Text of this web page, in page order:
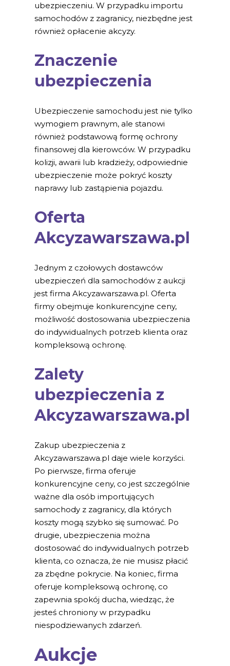
ubezpieczeniu. W przypadku importu
samochodów z zagranicy, niezbędne jest
również opłacenie akcyzy.
Znaczenie
ubezpieczenia
Ubezpieczenie samochodu jest nie tylko
wymogiem prawnym, ale stanowi
również podstawową formę ochrony
finansowej dla kierowców. W przypadku
kolizji, awarii lub kradzieży, odpowiednie
ubezpieczenie może pokryć koszty
naprawy lub zastąpienia pojazdu.
Oferta
Akcyzawarszawa.pl
Jednym z czołowych dostawców
ubezpieczeń dla samochodów z aukcji
jest firma Akcyzawarszawa.pl. Oferta
firmy obejmuje konkurencyjne ceny,
możliwość dostosowania ubezpieczenia
do indywidualnych potrzeb klienta oraz
kompleksową ochronę.
Zalety
ubezpieczenia z
Akcyzawarszawa.pl
Zakup ubezpieczenia z
Akcyzawarszawa.pl daje wiele korzyści.
Po pierwsze, firma oferuje
konkurencyjne ceny, co jest szczególnie
ważne dla osób importujących
samochody z zagranicy, dla których
koszty mogą szybko się sumować. Po
drugie, ubezpieczenia można
dostosować do indywidualnych potrzeb
klienta, co oznacza, że nie musisz płacić
za zbędne pokrycie. Na koniec, firma
oferuje kompleksową ochronę, co
zapewnia spokój ducha, wiedząc, że
jesteś chroniony w przypadku
niespodziewanych zdarzeń.
Aukcje